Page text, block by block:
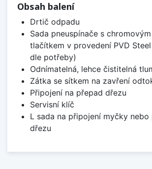
Obsah balení
Drtič odpadu
Sada pneuspínače s
tlačítkem v provedení PVD
dle potřeby)
Odnímatelná, lehce čistitelná
Zátka se sítkem na zavření
Připojení na přepad dřezu
Servisní klíč
L sada na připojení myčky nebo
dřezu